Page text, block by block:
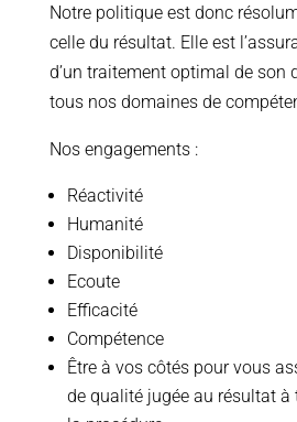
Notre politique est donc
celle du résultat. Elle est
d’un traitement optimal de son
tous nos domaines de
Nos engagements :
Réactivité
Humanité
Disponibilité
Ecoute
Efficacité
Compétence
Être à vos côtés pour vous
de qualité jugée au résultat à